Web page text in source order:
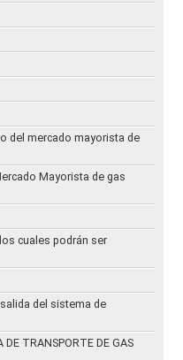
del mercado mayorista de
Mayorista de gas
cuales podrán ser
del sistema de
DE TRANSPORTE DE GAS